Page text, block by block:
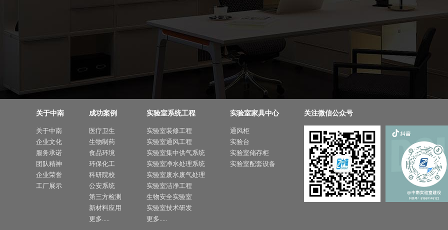
关于中南
关于中南
企业文化
服务承诺
团队精神
企业荣誉
工厂展示
成功案例
医疗卫生
生物制药
食品环境
环保化工
科研院校
公安系统
第三方检测
新材料应用
更多.....
实验室系统工程
实验室装修工程
实验室通风工程
实验室集中供气系统
实验室净水处理系统
实验室废水废气处理
实验室洁净工程
生物安全实验室
实验室技术研发
更多.....
实验室家具中心
通风柜
实验台
实验室储存柜
实验室配套设备
关注微信公众号